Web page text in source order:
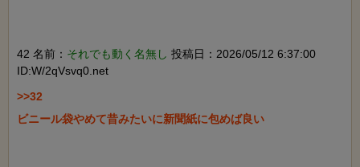
42 名前： それでも動く名無し 投稿日：2026/05/12 6:37:00
ID:W/2qVsvq0.net
>>32
ビニール袋やめて昔みたいに新聞紙に包めば良い